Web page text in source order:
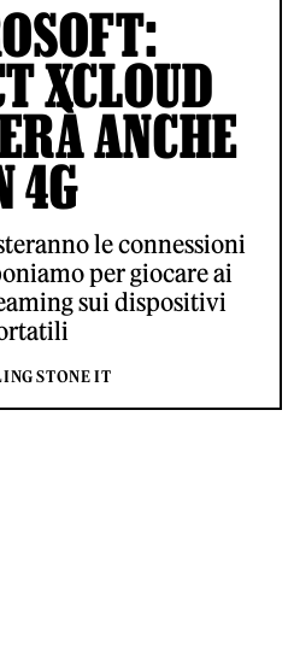
XCLOUD
ANCHE
4G
le connessioni
per giocare ai
sui dispositivi
STONE IT